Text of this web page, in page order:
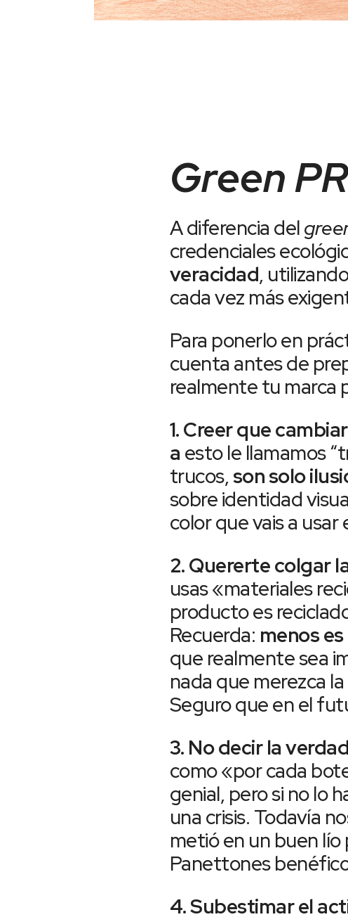
Green PR
A diferencia del
credenciales
veracidad,
cada vez más
Para ponerlo en
cuenta antes de
realmente tu marca
1. Creer que
a esto le llamamos
trucos,son solo
sobre identidad
color que vais a usar
2. Quererte colgar
usas «materiales
producto es
Recuerda: menos
que realmente sea
nada que merezca
Seguro que en el
3. No decir la
como «por cada
genial, pero si no lo
una crisis. Todavía
metió en un buen
Panettones
4. Subestimar el